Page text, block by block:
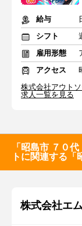
給与
シフト
雇用形態
アクセス
株式会社アウト
求人一覧を見る
「昭島市 ７０
トに関連する
株式会社エ